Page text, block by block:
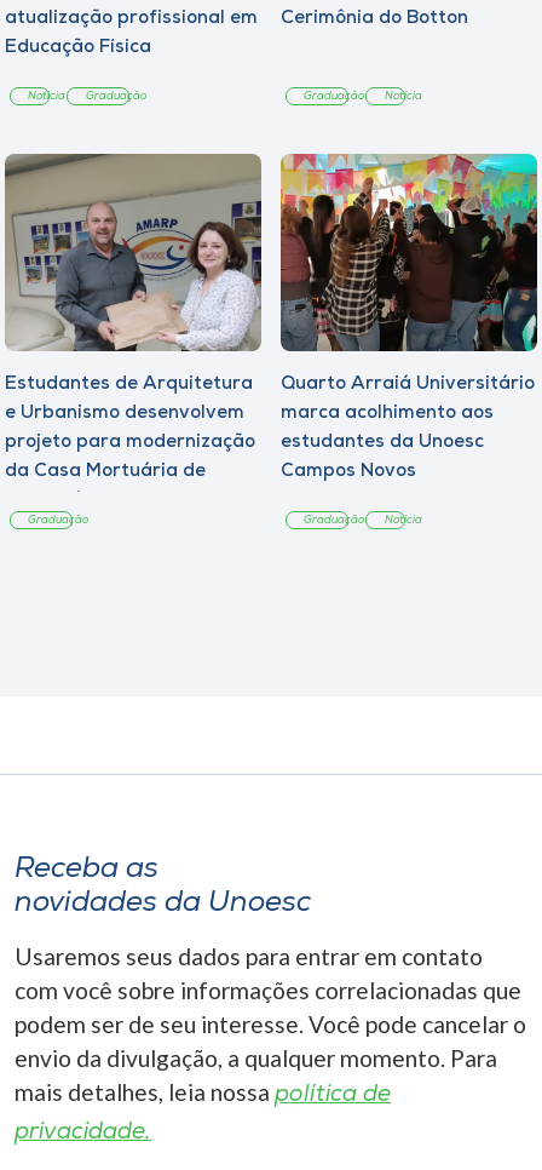
atualização profissional em
Educação Física
Notícia Graduação
Cerimônia do Botton
Graduação Notícia
Estudantes de Arquitetura
e Urbanismo desenvolvem
projeto para modernização
da Casa Mortuária de
Graduação
Quarto Arraiá Universitário
marca acolhimento aos
estudantes da Unoesc
Campos Novos
Graduação Notícia
Receba as
novidades da Unoesc
Usaremos seus dados para entrar em contato
com você sobre informações correlacionadas que
podem ser de seu interesse. Você pode cancelar o
envio da divulgação, a qualquer momento. Para
mais detalhes, leia nossa política de
privacidade.